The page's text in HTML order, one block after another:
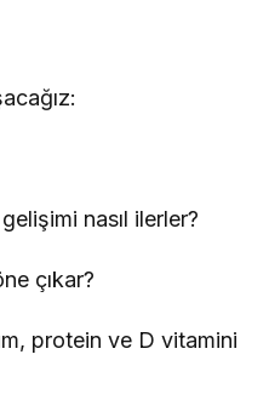
nasıl ilerler?
çıkar?
protein ve D vitamini